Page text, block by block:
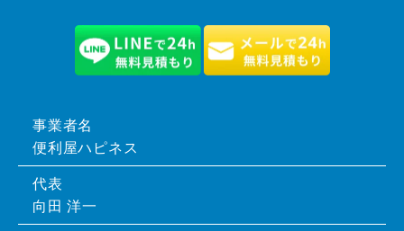
事業者名
便利屋ハピネス
代表
向田 洋一